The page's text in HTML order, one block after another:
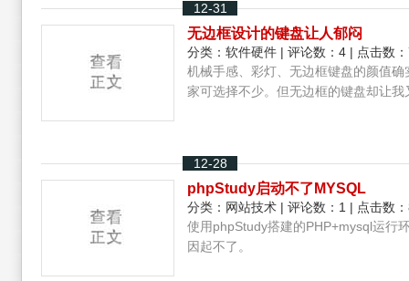
12-31
无边框设计的键盘让人郁闷
分类： 软件硬件 | 评论数：4 | 点击数
机械手感、彩灯、无边框键盘的颜值
家可选择不少。但无边框的键盘却让我
12-28
phpStudy启动不了MYSQL
分类： 网站技术 | 评论数：1 | 点击数
使用phpStudy搭建的PHP+mysql运行
因起不了。